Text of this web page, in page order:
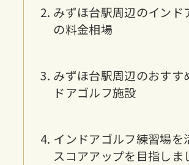
みずほ台駅周辺のインド
の料金相場
みずほ台駅周辺のおすす
ドアゴルフ施設
インドアゴルフ練習場を
スコアアップを目指しま